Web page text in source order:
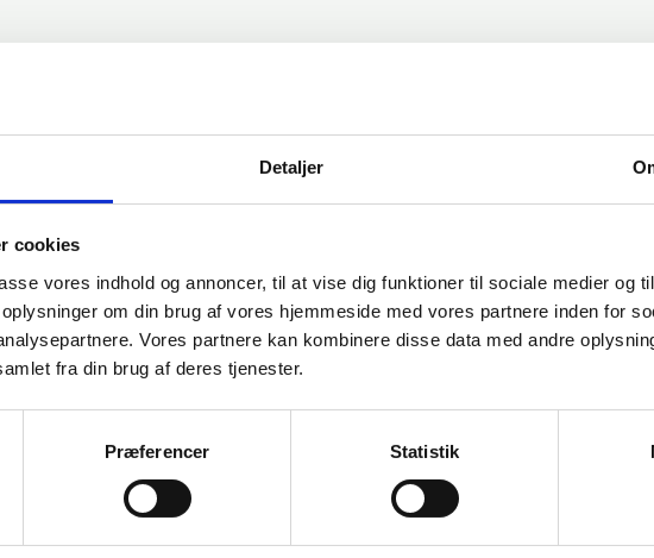
Detaljer
cookies
vores indhold og annoncer, til at vise dig funktioner til sociale medier og
om din brug af vores hjemmeside med vores partnere inden for
Vores partnere kan kombinere disse data med andre
fra din brug af deres tjenester.
Præferencer Statistik
PLADE